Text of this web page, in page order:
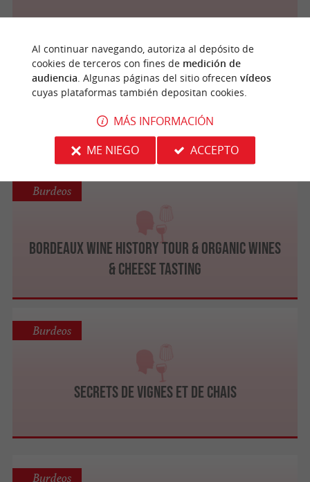
Bordeaux Walking Tours
Burdeos
BORDEAUX WINE HISTORY TOUR & ORGANIC WINES
& CHEESE TASTING
Burdeos
Secrets de Vignes et de Chais
Burdeos
Burdeos
Al continuar navegando, autoriza al depósito de
cookies de terceros con fines de medición de
audiencia . Algunas páginas del sitio ofrecen vídeos
cuyas plataformas también depositan cookies.
MÁS INFORMACIÓN
ME NIEGO
ACCEPTO